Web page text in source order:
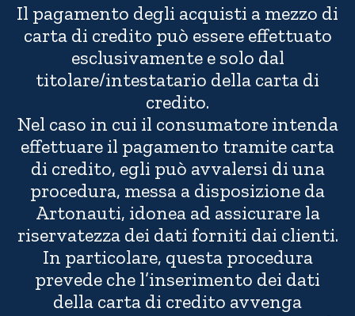
Il pagamento degli acquisti a mezzo di
carta di credito può essere effettuato
esclusivamente e solo dal
titolare/intestatario della carta di
credito.
Nel caso in cui il consumatore intenda
effettuare il pagamento tramite carta
di credito, egli può avvalersi di una
procedura, messa a disposizione da
Artonauti, idonea ad assicurare la
riservatezza dei dati forniti dai clienti.
In particolare, questa procedura
prevede che l’inserimento dei dati
della carta di credito avvenga